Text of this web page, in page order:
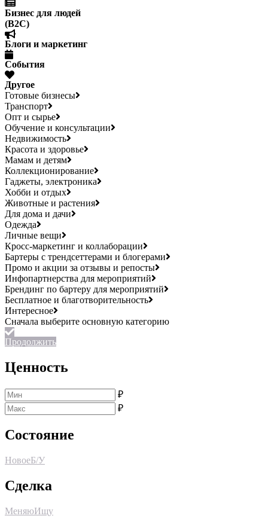
Бизнес для людей
(B2C)
Блоги и маркетинг
События
Другое
Готовые бизнесы
Транспорт
Опт и сырье
Обучение и консультации
Недвижимость
Красота и здоровье
Мамам и детям
Коллекционирование
Гаджеты, электроника
Хобби и отдых
Животные и растения
Для дома и дачи
Одежда
Личные вещи
Кросс-маркетинг и коллаборации
Бартеры с трендсеттерами и блогерами
Промо и акции за отзывы и репосты
Инфопартнерства для мероприятий
Брендинг по бартеру для мероприятий
Бесплатное и благотворительность
Интересное
Продолжить
Ценность
₽
₽
Состояние
НовоеБ/У
Сделка
МеняюИщу